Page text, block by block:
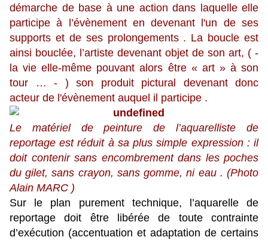
démarche de base à une action dans laquelle elle
participe à l’évènement en devenant l'un de ses
supports et de ses prolongements . La boucle est
ainsi bouclée, l’artiste devenant objet de son art, ( -
la vie elle-même pouvant alors être « art » à son
tour … - ) son produit pictural devenant donc
acteur de l'évènement auquel il participe .
Le matériel de peinture de l’aquarelliste de
reportage est réduit à sa plus simple expression : il
doit contenir sans encombrement dans les poches
du gilet, sans crayon, sans gomme, ni eau . (Photo
Alain MARC )
Sur le plan purement technique, l’aquarelle de
reportage doit être libérée de toute contrainte
d’exécution (accentuation et adaptation de certains